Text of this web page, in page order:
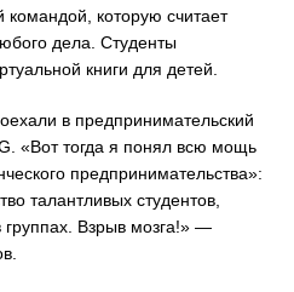
командой, которую считает
дела. Студенты
книги для детей.
в предпринимательский
«Вот тогда я понял всю мощь
предпринимательства»:
талантливых студентов,
группах. Взрыв мозга!» —